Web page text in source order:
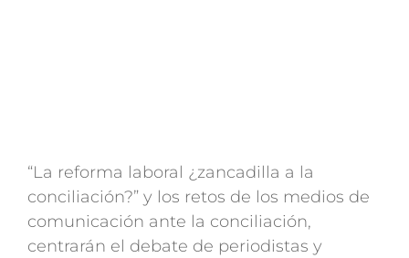
“La reforma laboral ¿zancadilla a la
conciliación?” y los retos de los medios de
comunicación ante la conciliación,
centrarán el debate de periodistas y